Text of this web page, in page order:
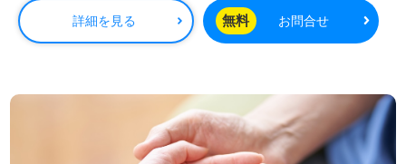
◎『1週間の4日は仕事、3日はお休み！』仕事もプライベ
ートも私らしく！新しいスタイルの働き方を発信される事
職を目指される方も幅広く募集します。『時間の有効活用
が出来ています。週休3日制でプライベートも整いま
す！』等のお声も届く事業所様です。風通しの良い職場環
境、永年勤続祝い金（福利厚生）も働くあなたのモチベー
詳細を見る 無料 お問合せ